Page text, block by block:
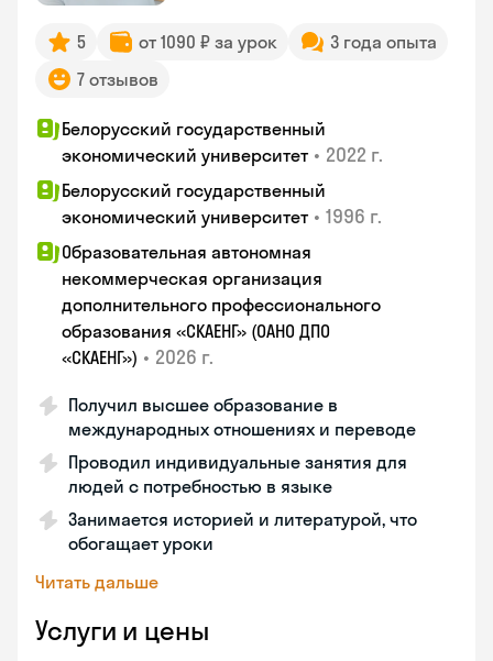
5 от 1090 ₽ за урок
3 года опыта
7 отзывов
Белорусский государственный
экономический университет • 2022 г.
Белорусский государственный
экономический университет • 1996 г.
Образовательная автономная
некоммерческая организация
дополнительного профессионального
образования «СКАЕНГ» (ОАНО ДПО
«СКАЕНГ») • 2026 г.
Получил высшее образование в
международных отношениях и переводе
Проводил индивидуальные занятия для
людей с потребностью в языке
Занимается историей и литературой, что
обогащает уроки
Читать дальше
Услуги и цены